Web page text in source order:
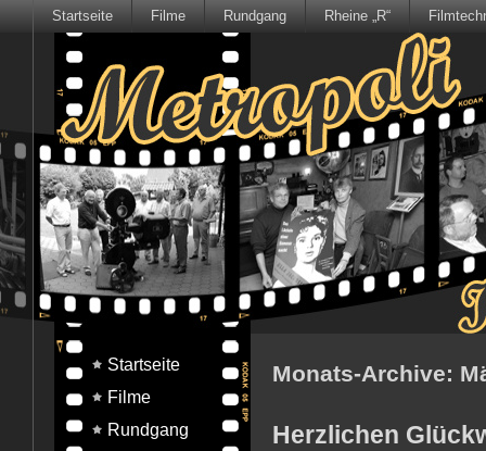
Startseite Filme Rundgang Rheine „R“
Startseite
Filme
Rundgang
Monats-Archive:
Herzlichen